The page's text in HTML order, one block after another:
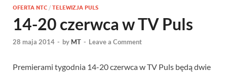
OFERTA NTC / TELEWIZJA PULS
14-20 czerwca w TV Puls
28 maja 2014 - by MT - Leave a Comment
Premierami tygodnia 14-20 czerwca w TV Puls będą dwie